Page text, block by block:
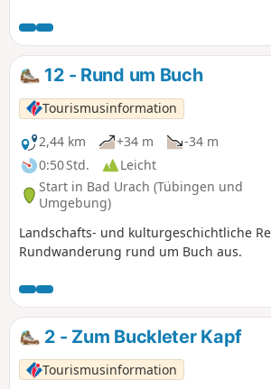
12 - Rund um Buch
Tourismusinformation
2,44 km
+34 m
-34 m
0:50 Std.
Leicht
Start in Bad Urach (Tübingen und
Umgebung)
Landschafts- und kulturgeschichtliche
Rundwanderung rund um Buch aus.
2 - Zum Buckleter Kapf
Tourismusinformation